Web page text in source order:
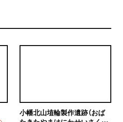
小幡北山埴輪製作遺跡（おば